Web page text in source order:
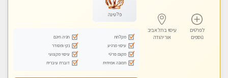
לפרטים
נוספים
עיסוי בתל אביב
אור יהודה
פלטינה
מקלחת
חניה חינם
עיסוי מרגיע
נקי ומסודר
מקום פרטי
עיסוי מקצועי
תמונה אמיתית
דוברת עיברית